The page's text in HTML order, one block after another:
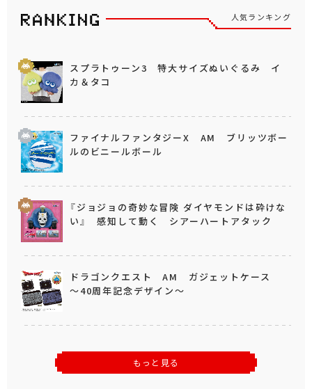
人気ランキング
スプラトゥーン3 特大サイズぬいぐるみ イ
カ＆タコ
ファイナルファンタジーX AM ブリッツボー
ルのビニールボール
『ジョジョの奇妙な冒険 ダイヤモンドは砕けな
い』 感知して動く シアーハートアタック
ドラゴンクエスト AM ガジェットケース
～40周年記念デザイン～
もっと見る